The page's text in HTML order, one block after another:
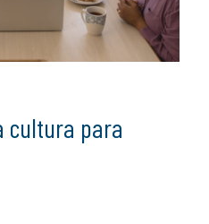
cultura para